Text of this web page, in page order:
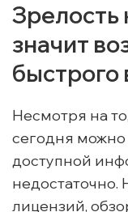
значит
Несмотря на
сегодня можно
доступной
недостаточно.
лицензий,